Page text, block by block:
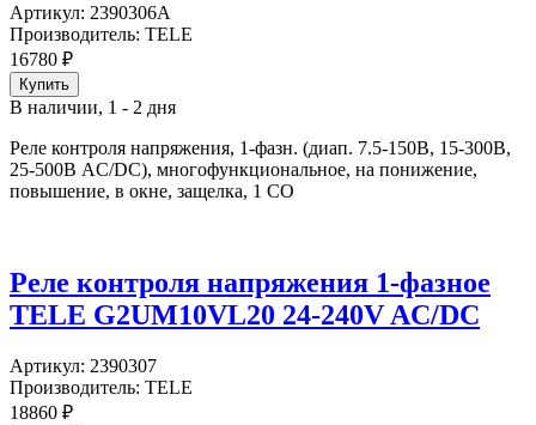
Артикул: 2390306A
Производитель: TELE
16780 ₽
В наличии, 1 - 2 дня
Реле контроля напряжения, 1-фазн. (диап. 7.5-150В, 15-300В,
25-500В AC/DC), многофункциональное, на понижение,
повышение, в окне, защелка, 1 CO
Реле контроля напряжения 1-фазное
TELE G2UM10VL20 24-240V AC/DC
Артикул: 2390307
Производитель: TELE
18860 ₽